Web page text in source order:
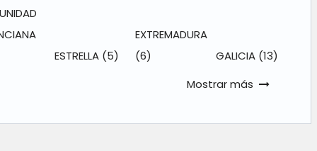
ESTRELLA (5)
EXTREMADURA
(6)
GALICIA (13)
Mostrar más